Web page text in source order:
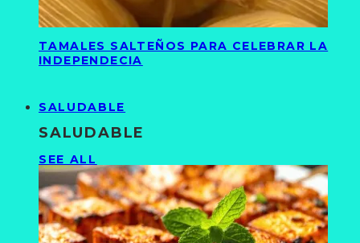
TAMALES SALTEÑOS PARA CELEBRAR LA
INDEPENDECIA
SALUDABLE
SALUDABLE
SEE ALL